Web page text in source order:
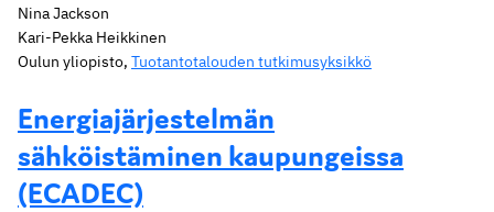
Nina Jackson
Kari-Pekka Heikkinen
Oulun yliopisto, Tuotantotalouden tutkimusyksikkö
Energiajärjestelmän
sähköistäminen kaupungeissa
(ECADEC)